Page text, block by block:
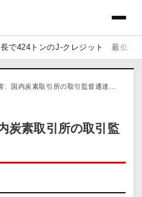
トンのJ-クレジット 最低7,000円で
、国内炭素取引所の取引監督通達…
炭素取引所の取引監